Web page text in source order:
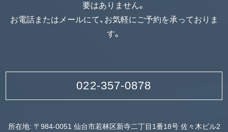
要はありません。
お電話またはメールにて、お気軽にご予約を承っておりま
す。
022-357-0878
所在地: 〒984-0051 仙台市若林区新寺二丁目1番18号 佐々木ビル2